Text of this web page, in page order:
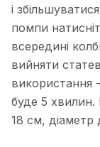
і
помпи
всередині
вийняти
використання
буде 5
18 см, діаметр